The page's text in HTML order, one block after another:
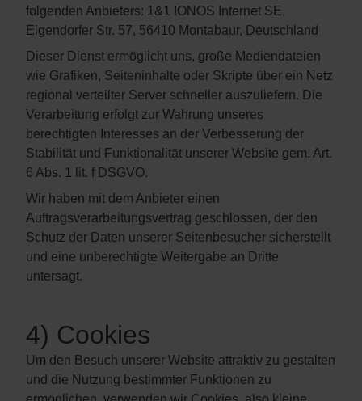
folgenden Anbieters: 1&1 IONOS Internet SE,
Elgendorfer Str. 57, 56410 Montabaur, Deutschland
Dieser Dienst ermöglicht uns, große Mediendateien
wie Grafiken, Seiteninhalte oder Skripte über ein Netz
regional verteilter Server schneller auszuliefern. Die
Verarbeitung erfolgt zur Wahrung unseres
berechtigten Interesses an der Verbesserung der
Stabilität und Funktionalität unserer Website gem. Art.
6 Abs. 1 lit. f DSGVO.
Wir haben mit dem Anbieter einen
Auftragsverarbeitungsvertrag geschlossen, der den
Schutz der Daten unserer Seitenbesucher sicherstellt
und eine unberechtigte Weitergabe an Dritte
untersagt.
4) Cookies
Um den Besuch unserer Website attraktiv zu gestalten
und die Nutzung bestimmter Funktionen zu